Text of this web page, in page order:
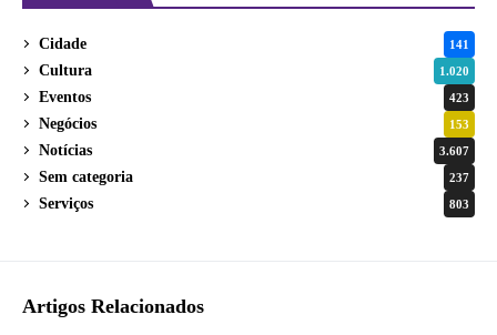
Cidade 141
Cultura 1.020
Eventos 423
Negócios 153
Notícias 3.607
Sem categoria 237
Serviços 803
Artigos Relacionados